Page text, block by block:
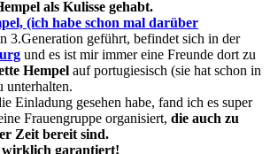
als Kulisse gehabt.
(ich habe schon mal darüber
3.Generation geführt, befindet sich in der
und es ist mir immer eine Freunde dort zu
Hempel auf portugiesisch (sie hat schon in
unterhalten.
Einladung gesehen habe, fand ich es super
Frauengruppe organisiert, die auch zu
Zeit bereit sind.
garantiert!